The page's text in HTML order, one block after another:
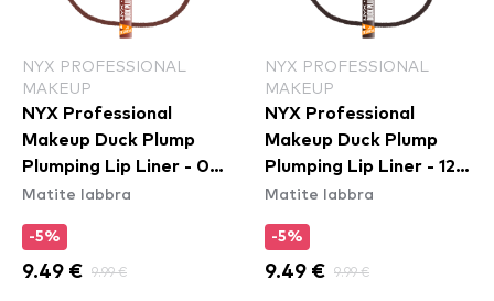
NYX PROFESSIONAL
MAKEUP
NYX Professional
Makeup Duck Plump
Plumping Lip Liner - 07
Swollen Spice
Matite labbra
-5%
9.49 € 9.99 €
NYX PROFESSIONAL
MAKEUP
NYX Professional
Makeup Duck Plump
Plumping Lip Liner - 12
Double Dose
Matite labbra
-5%
9.49 € 9.99 €